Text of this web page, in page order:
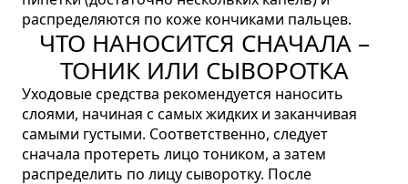
распределяются по коже кончиками пальцев.
ЧТО НАНОСИТСЯ СНАЧАЛА –
ТОНИК ИЛИ СЫВОРОТКА
Уходовые средства рекомендуется наносить
слоями, начиная с самых жидких и заканчивая
самыми густыми. Соответственно, следует
сначала протереть лицо тоником, а затем
распределить по лицу сыворотку. После